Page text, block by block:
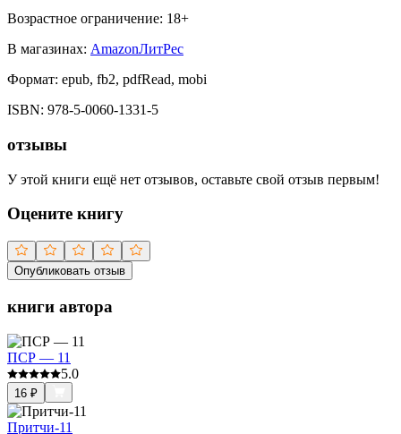
Возрастное ограничение: 18+
В магазинах: AmazonЛитРес
Формат: epub, fb2, pdfRead, mobi
ISBN: 978-5-0060-1331-5
отзывы
У этой книги ещё нет отзывов, оставьте свой отзыв первым!
Оцените книгу
Опубликовать отзыв
книги автора
ПСР — 11
5.0
16 ₽
Притчи-11